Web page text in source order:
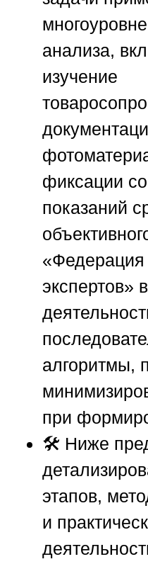
анализа,
изучение
фиксации
показаний
экспертов»
алгоритмы,
при
🛠️ Ниже
этапов,
и